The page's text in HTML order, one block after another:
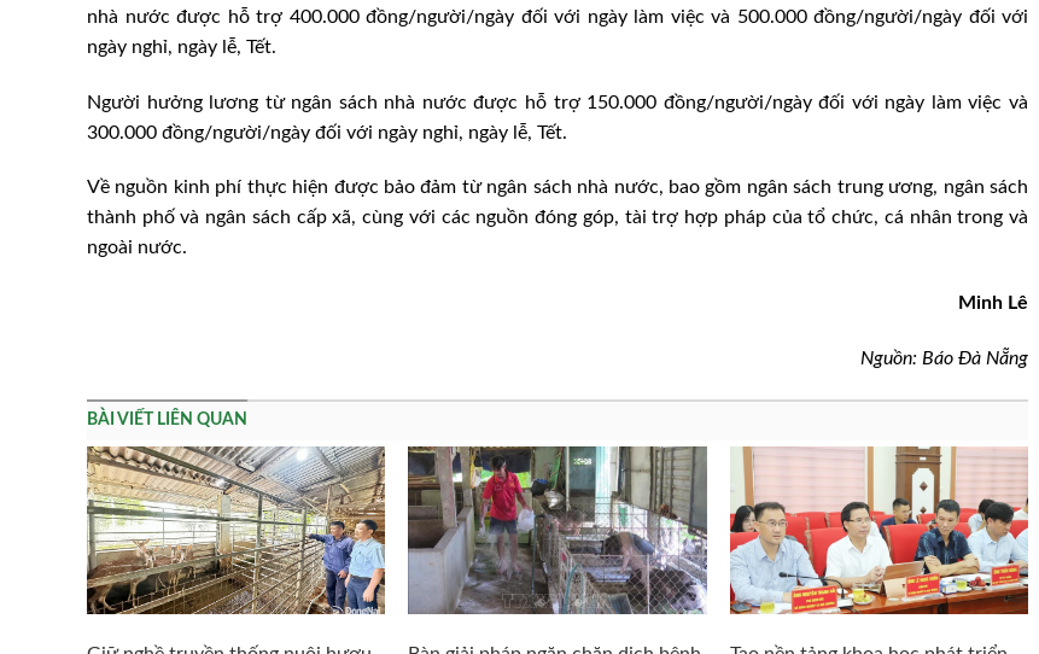
nhà nước được hỗ trợ 400.000 đồng/người/ngày đối với ngày làm việc và 500.000 đồng/người/ngày đối với
ngày nghỉ, ngày lễ, Tết.
Người hưởng lương từ ngân sách nhà nước được hỗ trợ 150.000 đồng/người/ngày đối với ngày làm việc và
300.000 đồng/người/ngày đối với ngày nghỉ, ngày lễ, Tết.
Về nguồn kinh phí thực hiện được bảo đảm từ ngân sách nhà nước, bao gồm ngân sách trung ương, ngân sách
thành phố và ngân sách cấp xã, cùng với các nguồn đóng góp, tài trợ hợp pháp của tổ chức, cá nhân trong và
ngoài nước.
Minh Lê
Nguồn: Báo Đà Nẵng
BÀI VIẾT LIÊN QUAN
Rà soát, tích hợp, cập nhật toàn diện
nông nghiệp, nông thôn